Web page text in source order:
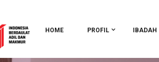
HOME PROFIL IBADAH